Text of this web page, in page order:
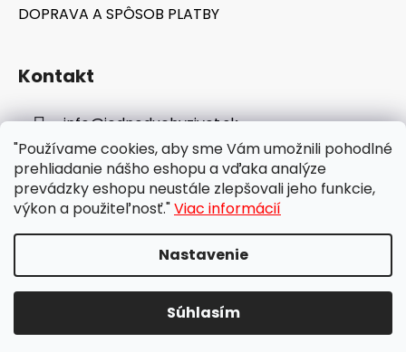
"Používame cookies, aby sme Vám umožnili pohodlné
prehliadanie nášho eshopu a vďaka analýze
prevádzky eshopu neustále zlepšovali jeho funkcie,
výkon a použiteľnosť."Viac informácií
Nastavenie
Súhlasím
DOPRAVA A SPÔSOB PLATBY
Kontakt
info@jednoduchyzivot.sk
E-shop: 0948 647 767
Vytvoril Shoptet
jednoduchyzivot.sk
vyhradené.Upraviť nastavenie cookies